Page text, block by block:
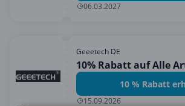
06.03.2027
Geeetech DE
10% Rabatt auf Alle
10 % Rabatt
15.09.2026